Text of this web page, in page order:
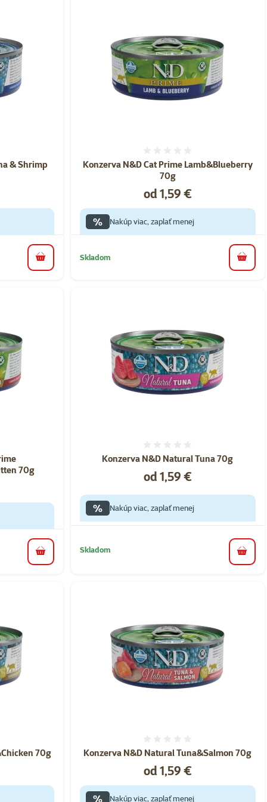
& Shrimp
do košíka
Konzerva N&D Cat Prime Lamb&Blueberry
70g
Cena
od 1,59 €
% Nakúp viac, zaplať menej
Skladom do
70g
do košíka
Konzerva N&D Natural Tuna 70g
Cena
od 1,59 €
% Nakúp viac, zaplať menej
Skladom
do
70g Konzerva N&D Natural Tuna&Salmon 70g
Cena
od 1,59 €
% Nakúp viac, zaplať menej